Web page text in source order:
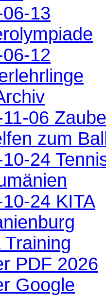
13
12
06
zum
24
24 KITA
PDF 2026
Google